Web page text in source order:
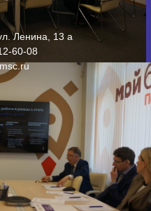
Ленина, 13 а
60-08
УрО РАН